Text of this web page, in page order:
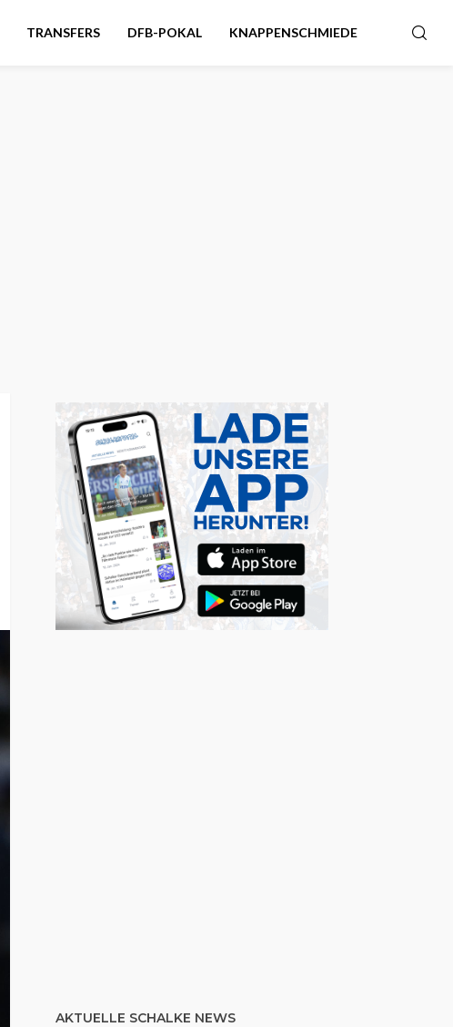
TRANSFERS DFB-POKAL KNAPPENSCHMIEDE
AKTUELLE SCHALKE NEWS